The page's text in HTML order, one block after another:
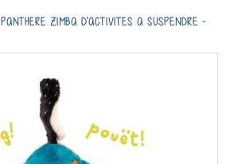
PANTHERE ZIMBA D'ACTIVITES A SUSPENDRE -